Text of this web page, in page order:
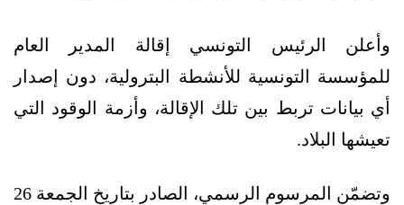
وأعلن الرئيس التونسي إقالة المدير العام
للمؤسسة التونسية للأنشطة البترولية، دون إصدار
أي بيانات تربط بين تلك الإقالة، وأزمة الوقود التي
تعيشها البلاد.
وتضمّن المرسوم الرسمي، الصادر بتاريخ الجمعة 26